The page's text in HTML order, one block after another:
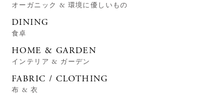
オーガニック & 環境に優しいもの
DINING
食卓
HOME & GARDEN
インテリア & ガーデン
FABRIC / CLOTHING
布 & 衣